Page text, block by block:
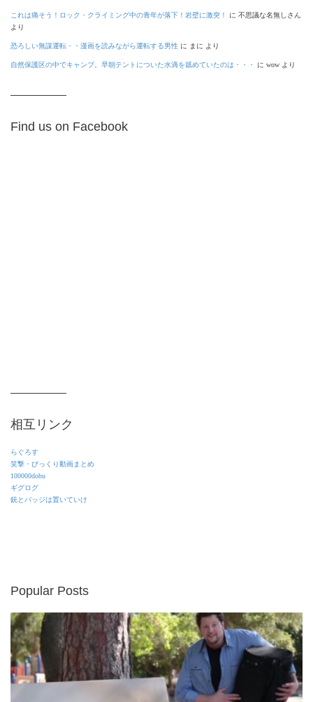
これは痛そう！ロック・クライミング中の青年が落下！岩壁に激突！ に 不思議な名無しさん
より
恐ろしい無謀運転・・漫画を読みながら運転する男性 に まに より
自然保護区の中でキャンプ。早朝テントについた水滴を舐めていたのは・・・ に wow より
Find us on Facebook
相互リンク
らぐろす
笑撃・びっくり動画まとめ
100000dobu
ギグログ
銃とバッジは置いていけ
Popular Posts